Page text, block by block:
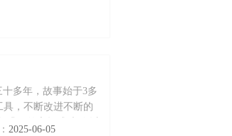
多年，故事始于3多
具，不断改进不断的
巩固的市场成功 在以
2025-06-05